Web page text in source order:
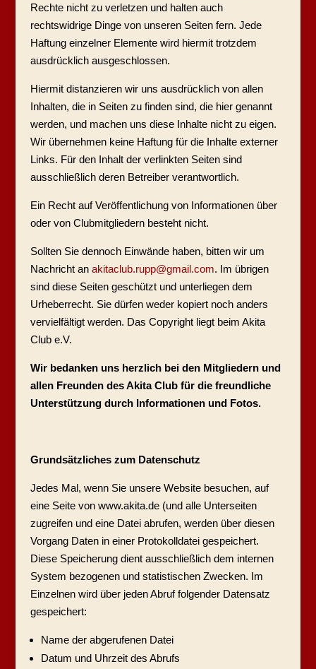
Rechte nicht zu verletzen und halten auch
rechtswidrige Dinge von unseren Seiten fern. Jede
Haftung einzelner Elemente wird hiermit trotzdem
ausdrücklich ausgeschlossen.
Hiermit distanzieren wir uns ausdrücklich von allen
Inhalten, die in Seiten zu finden sind, die hier genannt
werden, und machen uns diese Inhalte nicht zu eigen.
Wir übernehmen keine Haftung für die Inhalte externer
Links. Für den Inhalt der verlinkten Seiten sind
ausschließlich deren Betreiber verantwortlich.
Ein Recht auf Veröffentlichung von Informationen über
oder von Clubmitgliedern besteht nicht.
Sollten Sie dennoch Einwände haben, bitten wir um
Nachricht an akitaclub.rupp@gmail.com. Im übrigen
sind diese Seiten geschützt und unterliegen dem
Urheberrecht. Sie dürfen weder kopiert noch anders
vervielfältigt werden. Das Copyright liegt beim Akita
Club e.V.
Wir bedanken uns herzlich bei den Mitgliedern und
allen Freunden des Akita Club für die freundliche
Unterstützung durch Informationen und Fotos.
Grundsätzliches zum Datenschutz
Jedes Mal, wenn Sie unsere Website besuchen, auf
eine Seite von www.akita.de (und alle Unterseiten
zugreifen und eine Datei abrufen, werden über diesen
Vorgang Daten in einer Protokolldatei gespeichert.
Diese Speicherung dient ausschließlich dem internen
System bezogenen und statistischen Zwecken. Im
Einzelnen wird über jeden Abruf folgender Datensatz
gespeichert:
Name der abgerufenen Datei
Datum und Uhrzeit des Abrufs